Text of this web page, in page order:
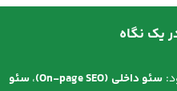
دارد. بنابراین تعادل بین
یک نگاه
سئو داخلی (On-page SEO) ،سئو